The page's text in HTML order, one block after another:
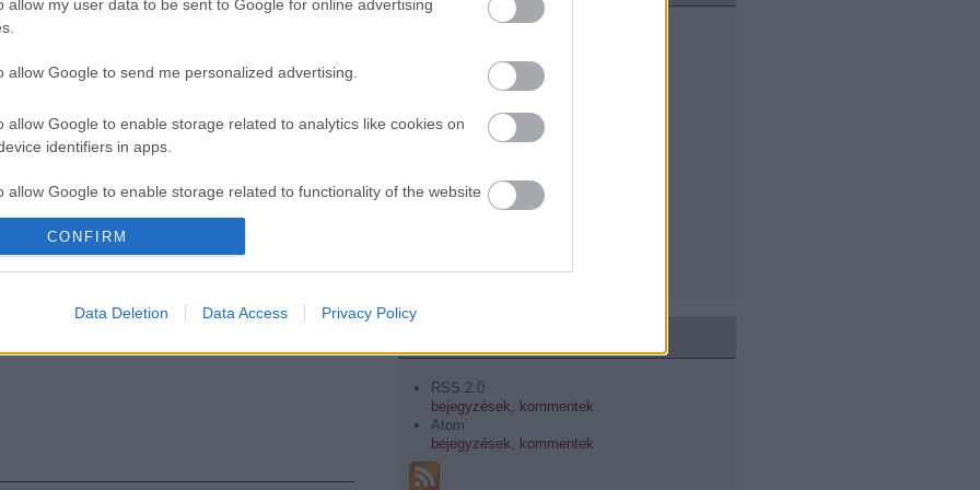
allow my user data to be sent to Google for online advertising
allow Google to send me personalized advertising.
allow Google to enable storage related to analytics like cookies on
identifiers in apps.
allow Google to enable storage related to functionality of the website
allow Google to enable storage related to personalization.
allow Google to enable storage related to security, including
CONFIRM
Data Deletion Data Access Privacy Policy
2011 március
2011 február (1)
2011 január (4)
2010 december
7
2010 november (
2010 szeptember
2010 augusztus
(4
RSS 2.0
bejegyzések, kommentek
Atom
bejegyzések, kommentek
Primus koncert
Bécsben, és a
Volton (?)
A februári
reformok (egyik)
tétje.